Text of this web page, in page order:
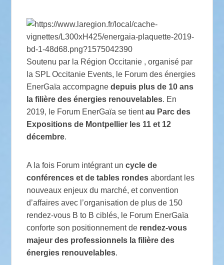
Soutenu par la Région Occitanie , organisé par
la SPL Occitanie Events, le Forum des énergies
EnerGaïa accompagnedepuis plus de 10 ans
la filière des énergies renouvelables. En
2019, le Forum EnerGaïa se tientau Parc des
Expositions de Montpellier les 11 et 12
décembre.
A la fois Forum intégrant uncycle de
conférences et de tables rondes abordant les
nouveaux enjeux du marché, et convention
d’affaires avec l’organisation de plus de 150
rendez-vous B to B ciblés, le Forum EnerGaïa
conforte son positionnement de rendez-vous
majeur des professionnels la filière des
énergies renouvelables.